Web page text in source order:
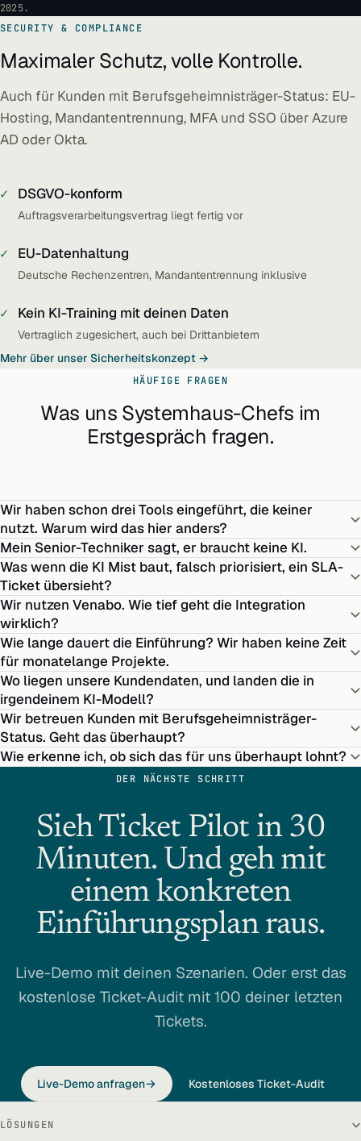
2025.
SECURITY & COMPLIANCE
Maximaler Schutz, volle Kontrolle.
Auch für Kunden mit Berufsgeheimnisträger-Status: EU-
Hosting, Mandantentrennung, MFA und SSO über Azure
AD oder Okta.
✓ DSGVO-konform
Auftragsverarbeitungsvertrag liegt fertig vor
✓ EU-Datenhaltung
Deutsche Rechenzentren, Mandantentrennung inklusive
✓ Kein KI-Training mit deinen Daten
Vertraglich zugesichert, auch bei Drittanbietern
Mehr über unser Sicherheitskonzept
HÄUFIGE FRAGEN
Was uns Systemhaus-Chefs im
Erstgespräch fragen.
Wir haben schon drei Tools eingeführt, die keiner
nutzt. Warum wird das hier anders?
Mein Senior-Techniker sagt, er braucht keine KI.
Was wenn die KI Mist baut, falsch priorisiert, ein SLA-
Ticket übersieht?
Wir nutzen Venabo. Wie tief geht die Integration
wirklich?
Wie lange dauert die Einführung? Wir haben keine Zeit
für monatelange Projekte.
Wo liegen unsere Kundendaten, und landen die in
irgendeinem KI-Modell?
Wir betreuen Kunden mit Berufsgeheimnisträger-
Status. Geht das überhaupt?
Wie erkenne ich, ob sich das für uns überhaupt lohnt?
DER NÄCHSTE SCHRITT
Sieh Ticket Pilot in 30
Minuten. Und geh mit
einem konkreten
Einführungsplan raus.
Live-Demo mit deinen Szenarien. Oder erst das
kostenlose Ticket-Audit mit 100 deiner letzten
Tickets.
Live-Demo anfragen Kostenloses Ticket-Audit
LÖSUNGEN